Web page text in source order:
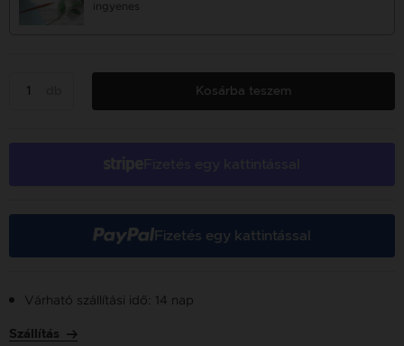
ingyenes
Kosárba teszem
Fizetés egy kattintással
Várható szállítási idő: 14 nap
Szállítás